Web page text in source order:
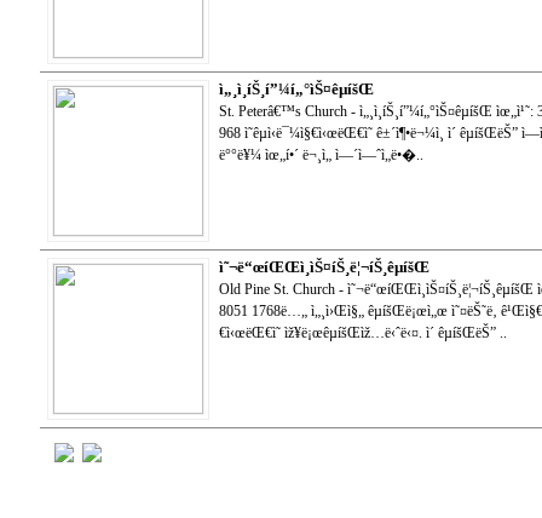
ì„¸ì¸íŠ¸í”¼í„°ìŠ¤êµíšŒ
St. Peterâ€™s Church - ì„¸ì¸íŠ¸í”¼í„°ìŠ¤êµíšŒ
968 ì˜êµ­ì‹ë¯¼ì§€ì‹œëŒ€ì˜ ê±´ì¶•ë¬¼ì¸ ì´ êµíšŒëŠ”
ë°°ë¥¼ ìœ„í•´ ë¬¸ì„ ì—´ì—ˆì„ë•�..
ì˜¬ë“œíŒŒì¸ìŠ¤íŠ¸ë¦¬íŠ¸êµíšŒ
Old Pine St. Church -
8051 1768ë…„ ì„¸ì›Œì§„ êµíšŒë¡œì„œ ì˜¤ëŠ˜ë‚ ê¹Œì§€
€ì‹œëŒ€ì˜ ìž¥ë¡œêµíšŒìž…ë‹ˆë‹¤. ì´ êµíšŒëŠ” ..